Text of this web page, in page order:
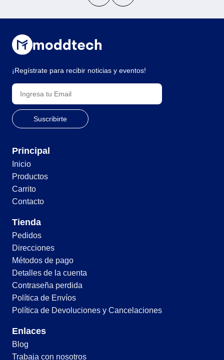
¡Regístrate para recibir noticias y eventos!
Principal
Inicio
Productos
Carrito
Contacto
Tienda
Pedidos
Direcciones
Métodos de pago
Detalles de la cuenta
Contraseña perdida
Política de Envíos
Política de Devoluciones y Cancelaciones
Enlaces
Blog
Trabaja con nosotros